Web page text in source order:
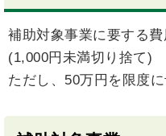
補助対象事業に要する
(1,000円未満切り捨て)
ただし、50万円を限度